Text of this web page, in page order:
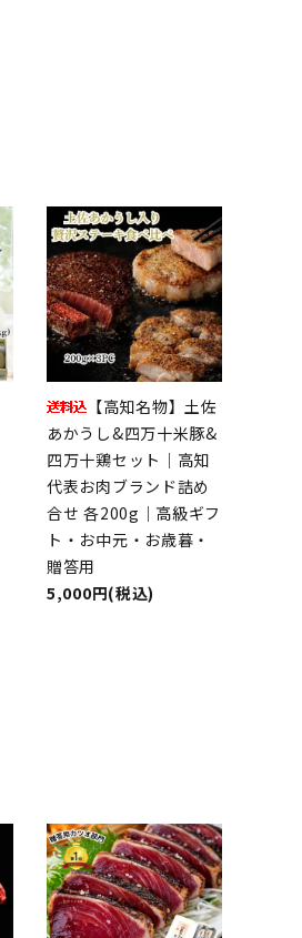
【高知名物】土佐
あかうし&四万十米豚&
四万十鶏セット｜高知
代表お肉ブランド詰め
合せ 各200g｜高級ギフ
ト・お中元・お歳暮・
贈答用
5,000円(税込)